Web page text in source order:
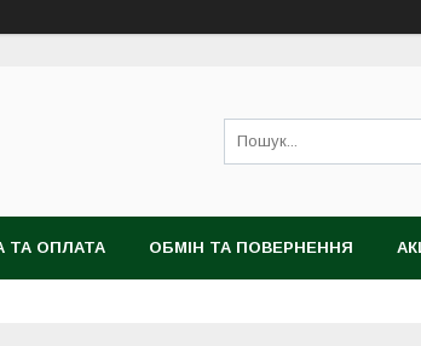
ТА ОПЛАТА ОБМІН ТА ПОВЕРНЕННЯ